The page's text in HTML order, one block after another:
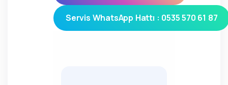
Servis WhatsApp Hattı : 0535 570 61 87